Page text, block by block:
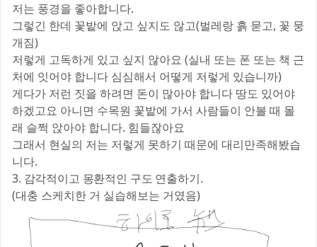
저는 풍경을 좋아합니다.
그렇긴 한데 꽃밭에 앉고 싶지도 않고(벌레랑 흙 묻고, 꽃 뭉
개짐)
저렇게 고독하게 있고 싶지 않아요 (실내 또는 폰 또는 책 근
처에 잇어야 합니다 심심해서 어떻게 저렇게 있습니까)
게다가 저런 짓을 하려면 돈이 많아야 합니다 땅도 있어야
하겠고요 아니면 수목원 꽃밭에 가서 사람들이 안볼 때 몰
래 슬쩍 앉아야 합니다. 힘들잖아요
그래서 현실의 저는 저렇게 못하기 때문에 대리만족해봤습
니다.
3. 감각적이고 몽환적인 구도 연출하기.
(대충 스케치한 거 실습해보는 거였음)